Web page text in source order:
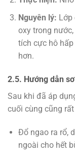
Nguyên lý: Lớp
oxy trong
tích cực hô
hơn.
2.5. Hướng dẫn
Sau khi đã áp
cuối cùng cũng
Đổ ngao ra rổ,
ngoài cho hết